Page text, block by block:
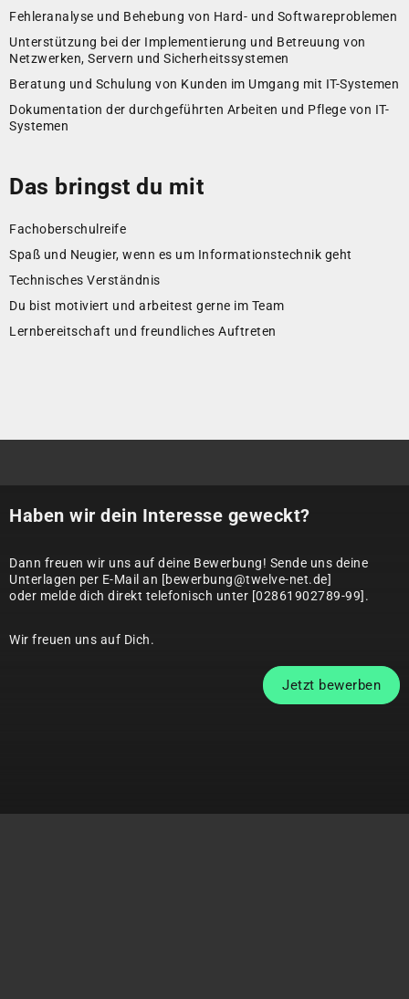
Fehleranalyse und Behebung von Hard- und Softwareproblemen
Unterstützung bei der Implementierung und Betreuung von
Netzwerken, Servern und Sicherheitssystemen
Beratung und Schulung von Kunden im Umgang mit IT-Systemen
Dokumentation der durchgeführten Arbeiten und Pflege von IT-
Systemen
Das bringst du mit
Fachoberschulreife
Spaß und Neugier, wenn es um Informationstechnik geht
Technisches Verständnis
Du bist motiviert und arbeitest gerne im Team
Lernbereitschaft und freundliches Auftreten
Haben wir dein Interesse geweckt?
Dann freuen wir uns auf deine Bewerbung! Sende uns deine
Unterlagen per E-Mail an [bewerbung@twelve-net.de]
oder melde dich direkt telefonisch unter [02861902789-99].
Wir freuen uns auf Dich.
Jetzt bewerben